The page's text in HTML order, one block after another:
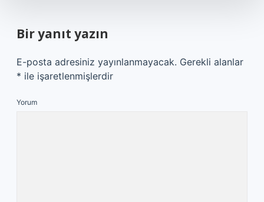
Bir yanıt yazın
E-posta adresiniz yayınlanmayacak. Gerekli alanlar
* ile işaretlenmişlerdir
Yorum